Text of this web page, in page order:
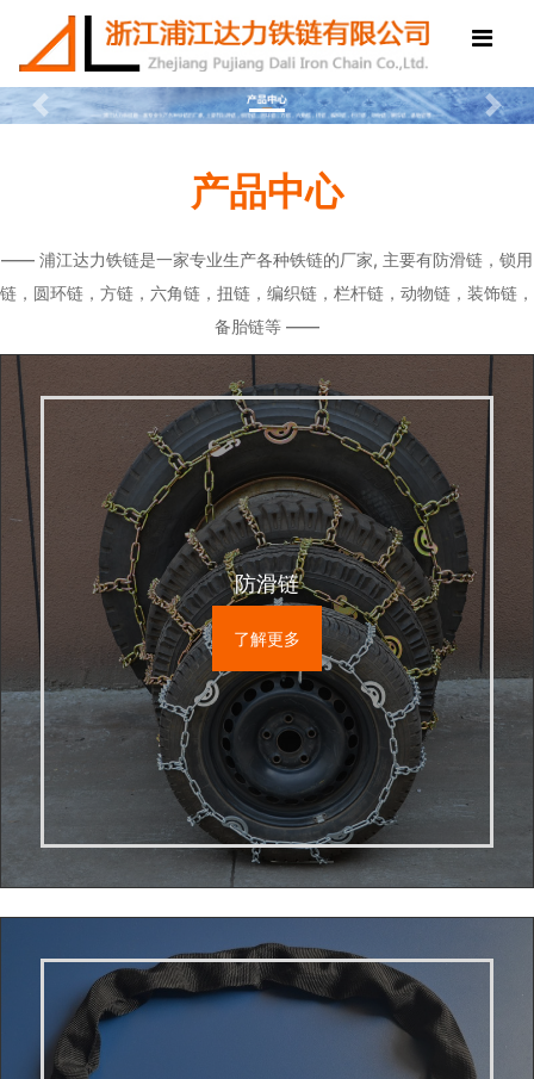
Previous Next
产品中心
—— 浦江达力铁链是一家专业生产各种铁链的厂家, 主要有防滑链，锁用
链，圆环链，方链，六角链，扭链，编织链，栏杆链，动物链，装饰链，
备胎链等 ——
防滑链
了解更多